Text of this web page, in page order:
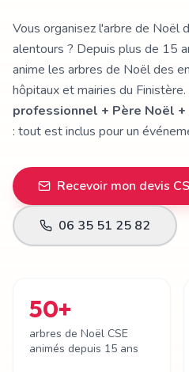
Vous organisez l'arbre de Noël
alentours ? Depuis plus de 15
anime les arbres de Noël des
hôpitaux et mairies du Finistère.
professionnel + Père Noël
: tout est inclus pour un
Recevoir mon devis
06 35 51 25 82
50+
arbres de Noël CSE
animés depuis 15 ans